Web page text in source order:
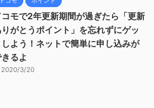
コモで2年更新期間が過ぎたら「更新
りがとうポイント」を忘れずにゲッ
しよう！ネットで簡単に申し込みが
るよ
2020/3/20